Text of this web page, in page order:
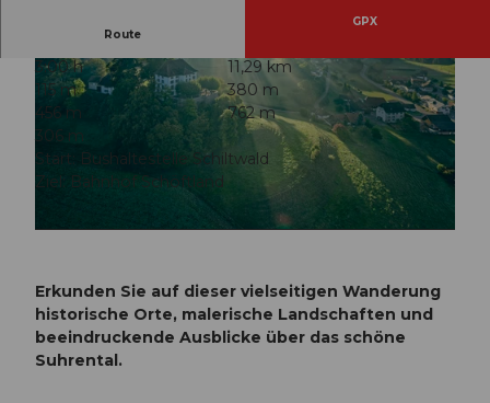
© Regionalverband Suhrental
Route
GPX
3:00 h
11,29 km
115 m
380 m
456 m
762 m
306 m
Start: Bushaltestelle Schiltwald
Ziel: Bahnhof Schöftland
Erkunden Sie auf dieser vielseitigen Wanderung
historische Orte, malerische Landschaften und
beeindruckende Ausblicke über das schöne
Suhrental.